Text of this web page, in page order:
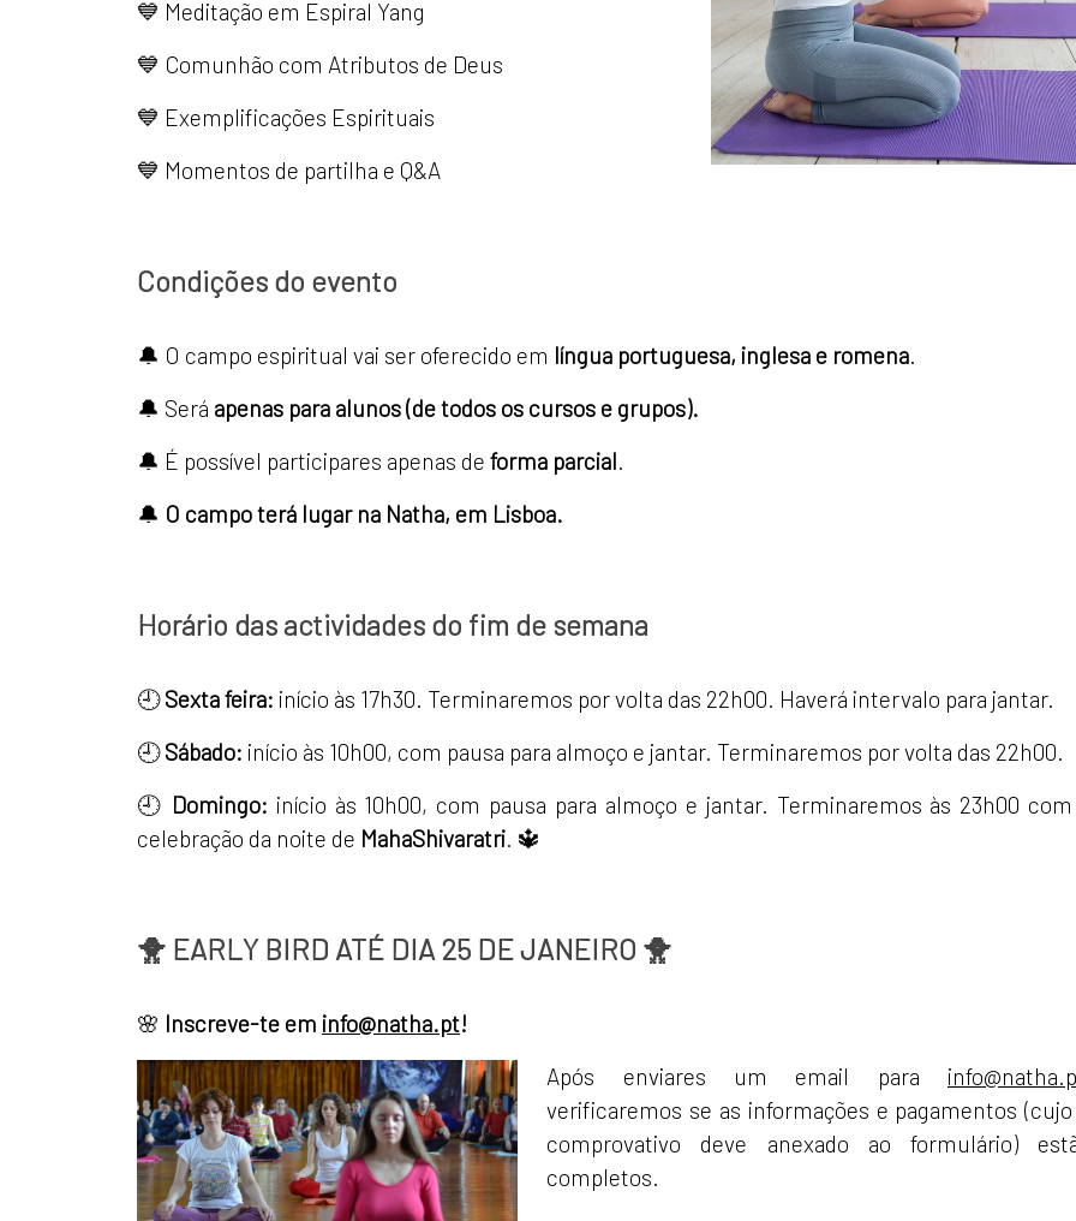
💙 Meditação em Espiral Yang
💙 Comunhão com Atributos de Deus
💙 Exemplificações Espirituais
💙 Momentos de partilha e Q&A
Condições do evento
🔔 O campo espiritual vai ser oferecido em língua portuguesa, inglesa e romena.
🔔 Será apenas para alunos (de todos os cursos e grupos).
🔔 É possível participares apenas de forma parcial.
🔔 O campo terá lugar na Natha, em Lisboa.
Horário das actividades do fim de semana
🕘Sexta feira: início às 17h30. Terminaremos por volta das 22h00. Haverá intervalo para jantar.
🕘Sábado: início às 10h00, com pausa para almoço e jantar. Terminaremos por volta das 22h00.
🕘 Domingo: início às 10h00, com pausa para almoço e jantar. Terminaremos às 23h00
celebração da noite de MahaShivaratri. 🔱
🐥 EARLY BIRD ATÉ DIA 25 DE JANEIRO 🐥
🌸 Inscreve-te em info@natha.pt!
Após enviares um email para
verificaremos se as informações e pagamentos
comprovativo deve anexado ao formulário)
completos.